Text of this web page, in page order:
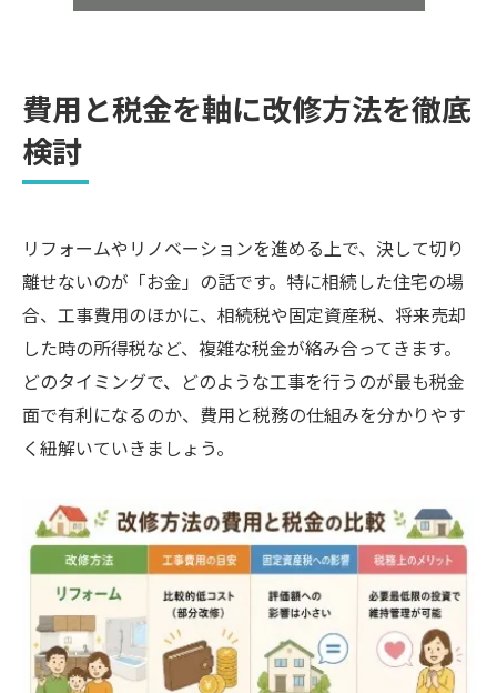
費用と税金を軸に改修方法を徹底
検討
リフォームやリノベーションを進める上で、決して切り
離せないのが「お金」の話です。特に相続した住宅の場
合、工事費用のほかに、相続税や固定資産税、将来売却
した時の所得税など、複雑な税金が絡み合ってきます。
どのタイミングで、どのような工事を行うのが最も税金
面で有利になるのか、費用と税務の仕組みを分かりやす
く紐解いていきましょう。